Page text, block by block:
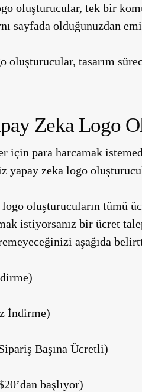
oluşturucular, tek bir
sayfada olduğunuzdan
oluşturucular, tasarım
Zeka Logo
için para harcamak
yapay zeka logo
logo oluşturucuların tümü
istiyorsanız bir ücret
aşağıda
İndirme)
Başına Ücretli)
başlıyor)